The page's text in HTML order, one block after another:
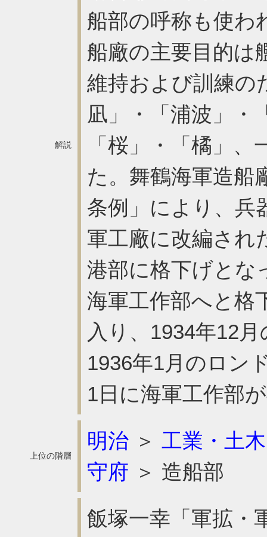
解説
船部の呼称も使わ
船廠の主要目的は
維持および訓練の
凪」・「浦波」・
「桜」・「橘」
た。舞鶴海軍造船
条例」により、兵
軍工廠に改編され
港部に格下げとな
海軍工作部へと格
入り、1934年12
1936年1月のロン
1日に海軍工作部
上位の階層
明治 ＞ 工業・土
守府 ＞ 造船部
飯塚一幸「軍拡・